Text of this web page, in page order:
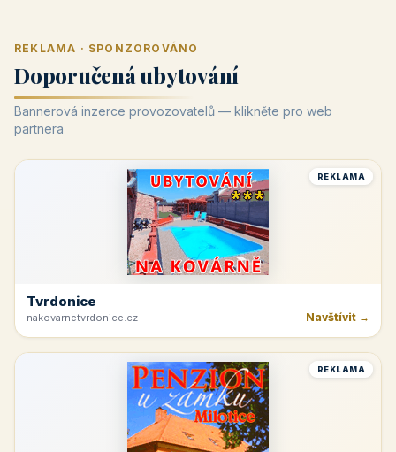
REKLAMA · SPONZOROVÁNO
Doporučená ubytování
Bannerová inzerce provozovatelů — klikněte pro web
partnera
REKLAMA
Tvrdonice
nakovarnetvrdonice.cz Navštívit →
REKLAMA